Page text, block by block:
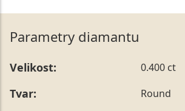
Parametry diamantu
Velikost: 0.400 ct
Tvar: Round